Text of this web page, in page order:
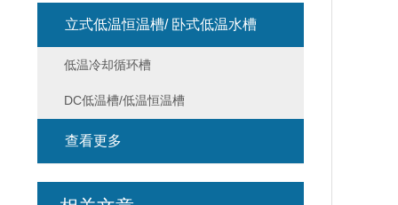
立式低温恒温槽/ 卧式低温水槽
低温冷却循环槽
DC低温槽/低温恒温槽
查看更多